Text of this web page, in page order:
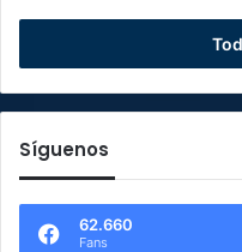
Síguenos
62.660
Fans